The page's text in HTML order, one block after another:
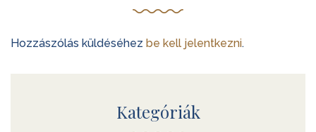
Hozzászólás küldéséhez be kell jelentkezni.
Kategóriák